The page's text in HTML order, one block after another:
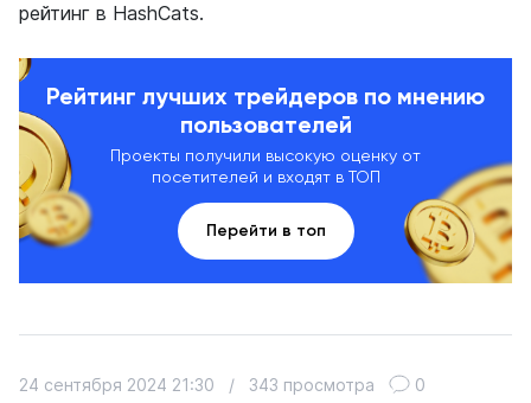
рейтинг в HashCats.
Рейтинг лучших трейдеров по мнению
пользователей
Проекты получили высокую оценку от
посетителей и входят в ТОП
Перейти в топ
24 сентября 2024 21:30 / 343 просмотра 0